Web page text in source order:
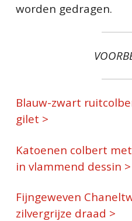
worden gedragen.
Blauw-zwart
gilet >
Katoenen colbert
in vlammend dessin >
Fijngeweven
zilvergrijze draad >